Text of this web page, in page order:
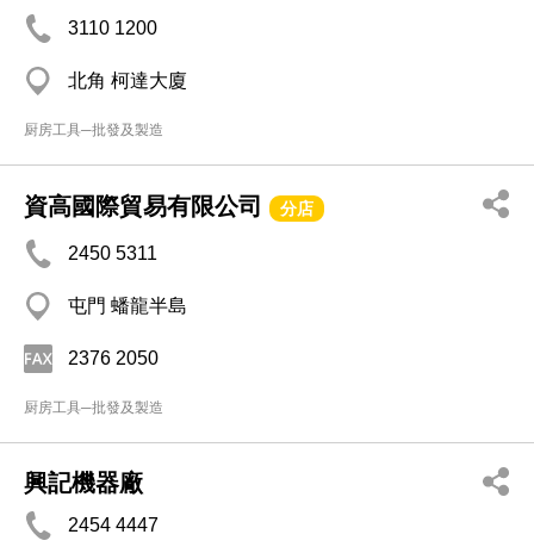
3110 1200
北角 柯達大廈
厨房工具─批發及製造
資高國際貿易有限公司 分店
2450 5311
屯門 蟠龍半島
2376 2050
厨房工具─批發及製造
興記機器廠
2454 4447